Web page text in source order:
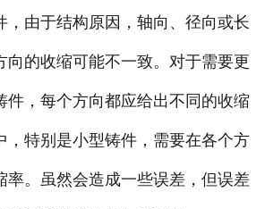
，由于结构原因，轴向、径向或长
向的收缩可能不一致。对于需要更
件，每个方向都应给出不同的收缩
，特别是小型铸件，需要在各个方
率。虽然会造成一些误差，但误差